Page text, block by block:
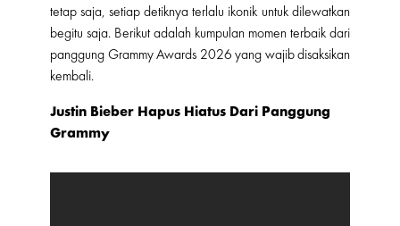
tetap saja, setiap detiknya terlalu ikonik untuk dilewatkan
begitu saja. Berikut adalah kumpulan momen terbaik dari
panggung Grammy Awards 2026 yang wajib disaksikan
kembali.
Justin Bieber Hapus Hiatus Dari Panggung
Grammy